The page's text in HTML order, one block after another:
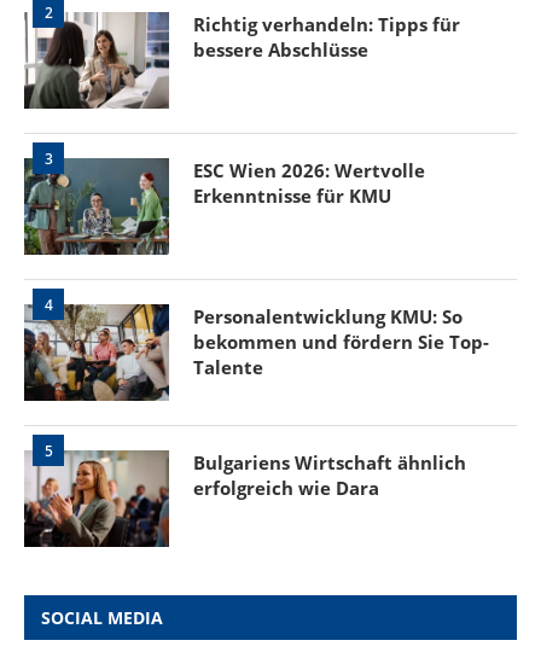
2
Richtig verhandeln: Tipps für
bessere Abschlüsse
3
ESC Wien 2026: Wertvolle
Erkenntnisse für KMU
4
Personalentwicklung KMU: So
bekommen und fördern Sie Top-
Talente
5
Bulgariens Wirtschaft ähnlich
erfolgreich wie Dara
SOCIAL MEDIA